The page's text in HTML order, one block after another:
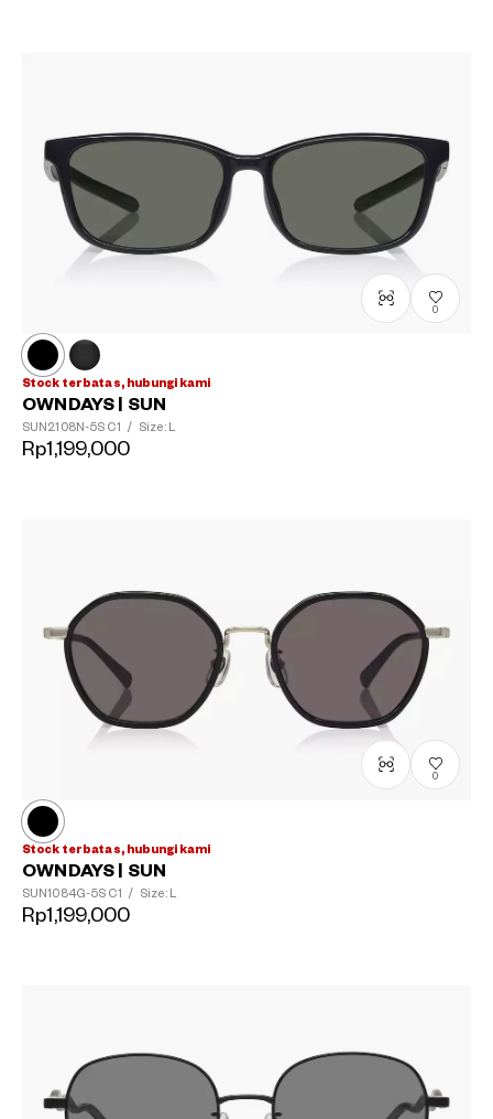
0
Stock terbatas, hubungi kami
OWNDAYS | SUN
SUN2108N-5S C1 / Size: L
Rp1,199,000
0
Stock terbatas, hubungi kami
OWNDAYS | SUN
SUN1084G-5S C1 / Size: L
Rp1,199,000